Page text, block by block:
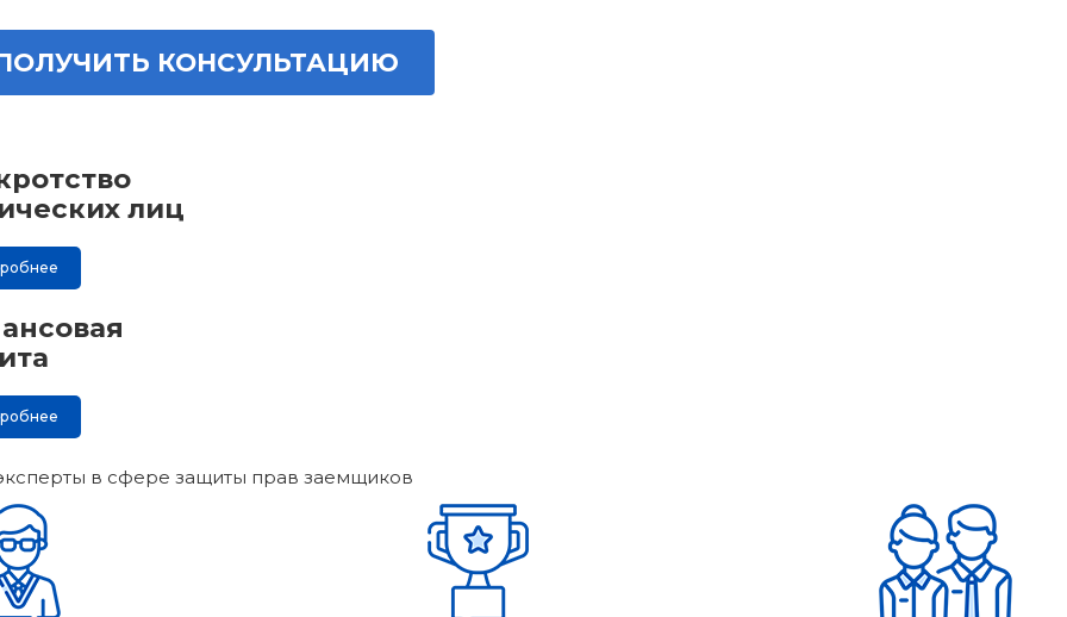
КОНСУЛЬТАЦИЮ
лиц
в сфере защиты прав заемщиков